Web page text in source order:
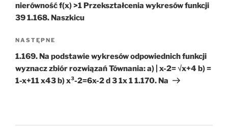
nierówność f(x) >1 Przekształcenia wykresów funkcji
39 1.168. Naszkicu
Następny
wpis
NASTĘPNE
1.169. Na podstawie wykresów odpowiednich funkcji
wyznacz zbiór rozwiązań Tównania: a) | x-2= √x+4 b) =
1-x+11 x43 b) x³-2=6x-2 d 3 1x 1 1.170. Na